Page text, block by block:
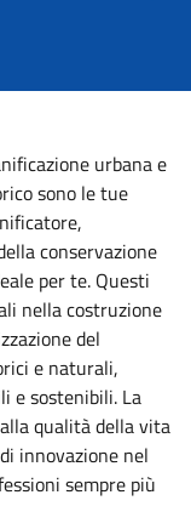
urbana e
sono le tue
conservazione
per te. Questi
nella costruzione
del
e naturali,
e sostenibili. La
qualità della vita
innovazione nel
sempre più